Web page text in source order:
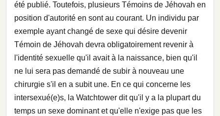
été publié. Toutefois, plusieurs Témoins de Jéhovah en
position d'autorité en sont au courant. Un individu par
exemple ayant changé de sexe qui désire devenir
Témoin de Jéhovah devra obligatoirement revenir à
l'identité sexuelle qu'il avait à la naissance, bien qu'il
ne lui sera pas demandé de subir à nouveau une
chirurgie s'il en a subit une. En ce qui concerne les
intersexué(e)s, la Watchtower dit qu'il y a la plupart du
temps un sexe dominant et qu'elle n'exige pas que les